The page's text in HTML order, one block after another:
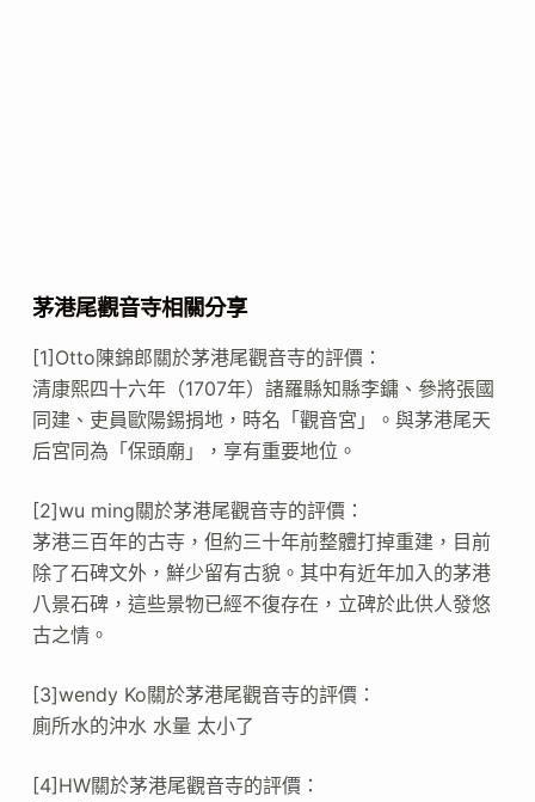
茅港尾觀音寺相關分享
[1]Otto陳錦郎關於茅港尾觀音寺的評價：
清康熙四十六年（1707年）諸羅縣知縣李鏞、參將張國
同建、吏員歐陽錫捐地，時名「觀音宮」。與茅港尾天
后宮同為「保頭廟」，享有重要地位。
[2]wu ming關於茅港尾觀音寺的評價：
茅港三百年的古寺，但約三十年前整體打掉重建，目前
除了石碑文外，鮮少留有古貌。其中有近年加入的茅港
八景石碑，這些景物已經不復存在，立碑於此供人發悠
古之情。
[3]wendy Ko關於茅港尾觀音寺的評價：
廁所水的沖水 水量 太小了
[4]HW關於茅港尾觀音寺的評價：